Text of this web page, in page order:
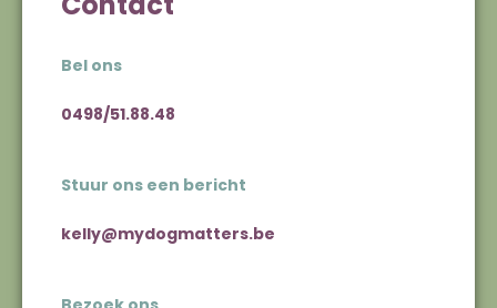
Bel ons
0498/51.88.48
Stuur ons een bericht
kelly@mydogmatters.be